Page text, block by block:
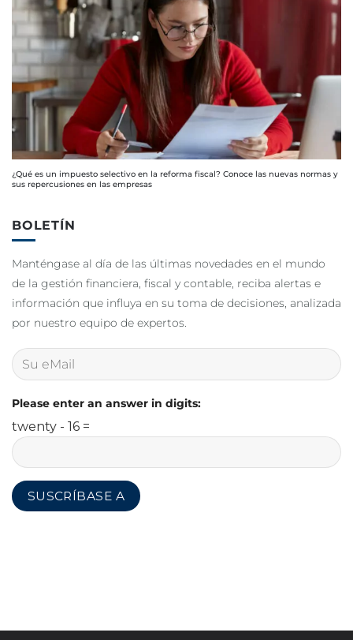
¿Qué es un impuesto selectivo en la reforma fiscal? Conoce las nuevas normas y
sus repercusiones en las empresas
BOLETÍN
Manténgase al día de las últimas novedades en el mundo
de la gestión financiera, fiscal y contable, reciba alertas e
información que influya en su toma de decisiones, analizada
por nuestro equipo de expertos.
Please enter an answer in digits:
twenty - 16 =